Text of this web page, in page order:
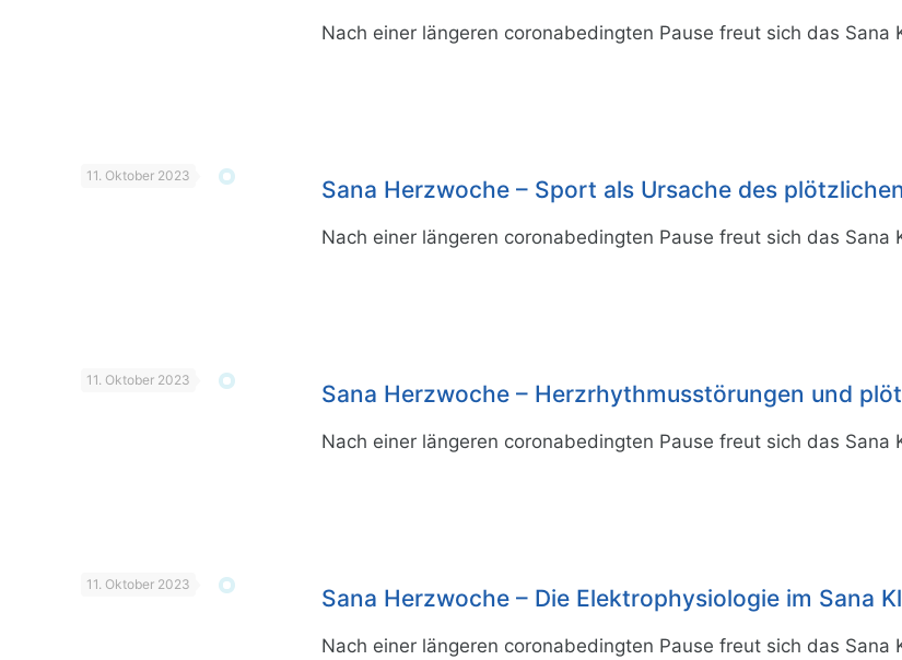
Nach einer längeren coronabedingten Pause freut sich das Sana
11. Oktober 2023
Sana Herzwoche – Sport als Ursache des
Nach einer längeren coronabedingten Pause freut sich das Sana
11. Oktober 2023
Sana Herzwoche – Herzrhythmusstörungen und
Nach einer längeren coronabedingten Pause freut sich das Sana
11. Oktober 2023
Sana Herzwoche – Die Elektrophysiologie im Sana
Nach einer längeren coronabedingten Pause freut sich das Sana